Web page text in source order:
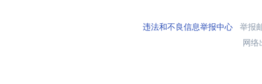
违法和不良信息举报中心举报
网